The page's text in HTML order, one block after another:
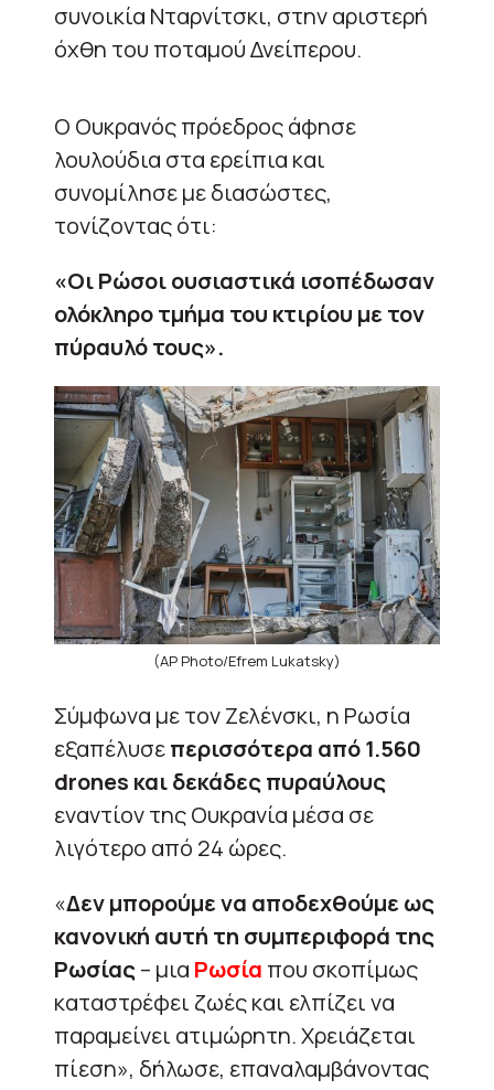
συνοικία Νταρνίτσκι, στην αριστερή
όχθη του ποταμού Δνείπερου.
Ο Ουκρανός πρόεδρος άφησε
λουλούδια στα ερείπια και
συνομίλησε με διασώστες,
τονίζοντας ότι:
«Οι Ρώσοι ουσιαστικά ισοπέδωσαν
ολόκληρο τμήμα του κτιρίου με τον
πύραυλό τους».
(AP Photo/Efrem Lukatsky)
Σύμφωνα με τον Ζελένσκι, η Ρωσία
εξαπέλυσεπερισσότερα από 1.560
drones και δεκάδες πυραύλους
εναντίον της Ουκρανία μέσα σε
λιγότερο από 24 ώρες.
«Δεν μπορούμε να αποδεχθούμε ως
κανονική αυτή τη συμπεριφορά της
Ρωσίας– μια Ρωσία που σκοπίμως
καταστρέφει ζωές και ελπίζει να
παραμείνει ατιμώρητη. Χρειάζεται
πίεση», δήλωσε, επαναλαμβάνοντας